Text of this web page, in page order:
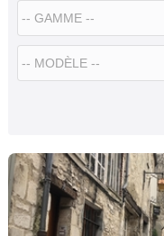
Utilitaires
Flottes
Auto
Forum
Moto